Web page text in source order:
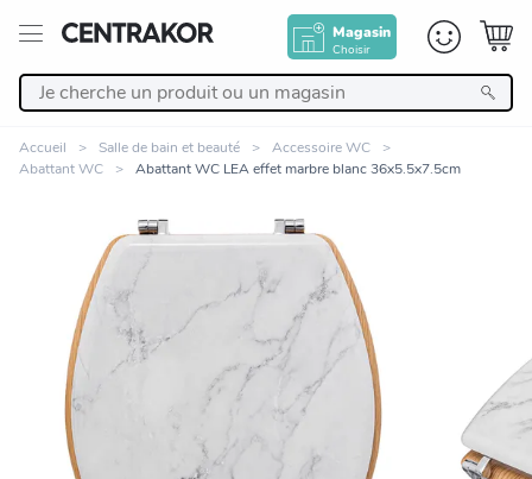
Magasin
Choisir
Décoration
Linge de maison
Meuble
Cuisine et art de la table
Accueil Salle de bain et beauté
Accessoire WC
Abattant WC
Abattant WC LEA effet marbre blanc 36x5.5x7.5cm
Zoomer sur l'image